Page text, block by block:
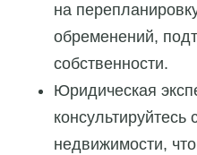
на
обременений,
собственности.
Юридическая
недвижимости,